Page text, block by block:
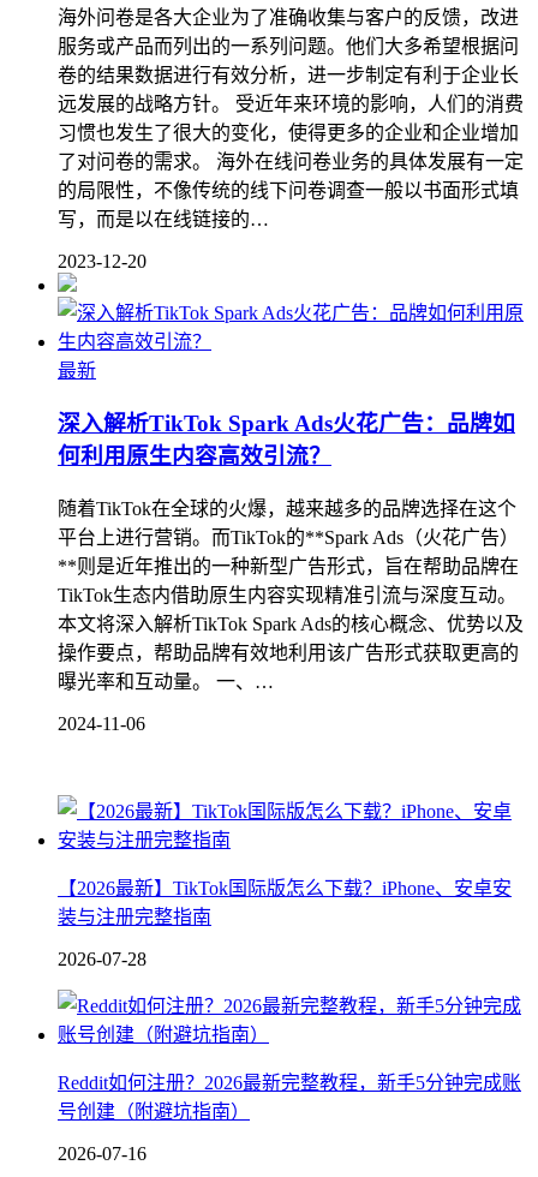
海外问卷是各大企业为了准确收集与客户的反馈，改进
服务或产品而列出的一系列问题。他们大多希望根据问
卷的结果数据进行有效分析，进一步制定有利于企业长
远发展的战略方针。 受近年来环境的影响，人们的消费
习惯也发生了很大的变化，使得更多的企业和企业增加
了对问卷的需求。 海外在线问卷业务的具体发展有一定
的局限性，不像传统的线下问卷调查一般以书面形式填
写，而是以在线链接的…
2023-12-20
最新
深入解析TikTok Spark Ads火花广告：品牌如
何利用原生内容高效引流？
随着TikTok在全球的火爆，越来越多的品牌选择在这个
平台上进行营销。而TikTok的**Spark Ads（火花广告）
**则是近年推出的一种新型广告形式，旨在帮助品牌在
TikTok生态内借助原生内容实现精准引流与深度互动。
本文将深入解析TikTok Spark Ads的核心概念、优势以及
操作要点，帮助品牌有效地利用该广告形式获取更高的
曝光率和互动量。 一、…
2024-11-06
【2026最新】TikTok国际版怎么下载？iPhone、安卓安
装与注册完整指南
2026-07-28
Reddit如何注册？2026最新完整教程，新手5分钟完成账
号创建（附避坑指南）
2026-07-16